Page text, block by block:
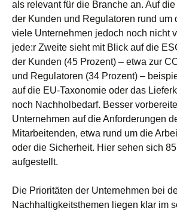
als relevant für die Branche an. Auf
der Kunden und Regulatoren rund um
viele Unternehmen jedoch noch nicht
jede:r Zweite sieht mit Blick auf die
der Kunden (45 Prozent) – etwa zur
und Regulatoren (34 Prozent) –
auf die EU-Taxonomie oder das
noch Nachholbedarf. Besser
Unternehmen auf die Anforderungen
Mitarbeitenden, etwa rund um die
oder die Sicherheit. Hier sehen sich
aufgestellt.
Die Prioritäten der Unternehmen bei
Nachhaltigkeitsthemen liegen klar im